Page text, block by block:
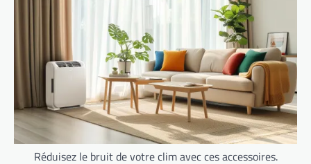
Réduisez le bruit de votre clim avec ces accessoires.